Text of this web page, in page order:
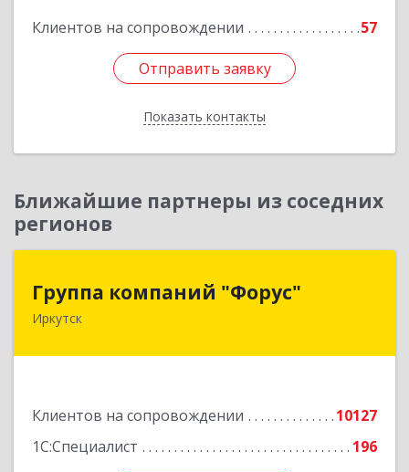
Клиентов на сопровождении 57
Отправить заявку
Показать контакты
Отправить заявку
Назад
Ближайшие партнеры из соседних
регионов
Группа компаний "Форус"
Иркутск
Клиентов на сопровождении
10127
1С:Специалист
196
Группа компаний "Форус"
664007, Иркутская обл, Иркутск г, Ямская ул,